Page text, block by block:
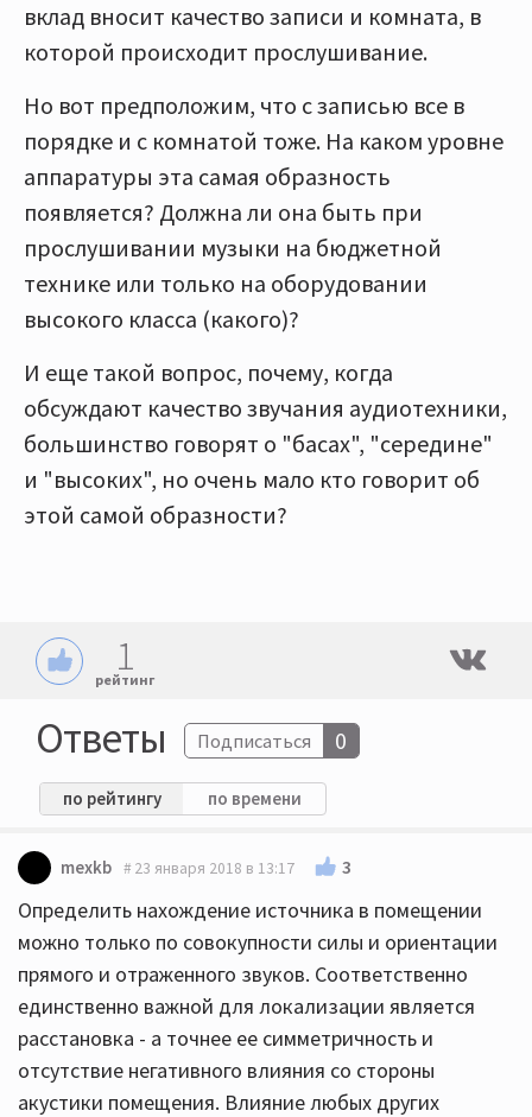
вклад вносит качество записи и комната, в
которой происходит прослушивание.
Но вот предположим, что с записью все в
порядке и с комнатой тоже. На каком уровне
аппаратуры эта самая образность
появляется? Должна ли она быть при
прослушивании музыки на бюджетной
технике или только на оборудовании
высокого класса (какого)?
И еще такой вопрос, почему, когда
обсуждают качество звучания аудиотехники,
большинство говорят о "басах", "середине"
и "высоких", но очень мало кто говорит об
этой самой образности?
1
рейтинг
Ответы Подписаться 0
по рейтингу по времени
mexkb 23 января 2018 в 13:17 3
Определить нахождение источника в помещении
можно только по совокупности силы и ориентации
прямого и отраженного звуков. Соответственно
единственно важной для локализации является
расстановка - а точнее ее симметричность и
отсутствие негативного влияния со стороны
акустики помещения. Влияние любых других